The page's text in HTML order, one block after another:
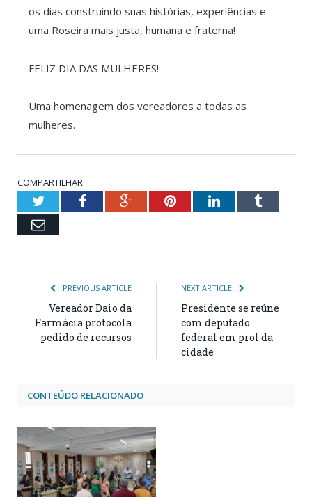
os dias construindo suas histórias, experiências e
uma Roseira mais justa, humana e fraterna!
FELIZ DIA DAS MULHERES!
Uma homenagem dos vereadores a todas as
mulheres.
COMPARTILHAR:
TwitterFacebookGoogle+PinterestLinkedInTumblr
Email
PREVIOUS ARTICLE
Vereador Daio da
Farmácia protocola
pedido de recursos
NEXT ARTICLE
Presidente se reúne
com deputado
federal em prol da
cidade
CONTEÚDO RELACIONADO